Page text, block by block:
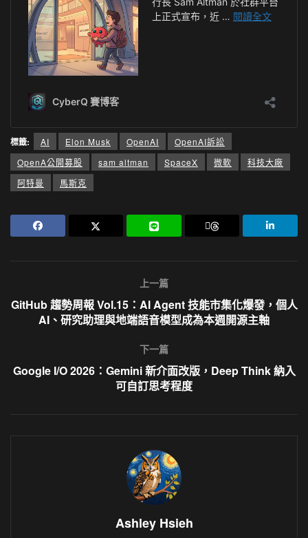
標籤: AI Elon Musk OpenAI
OpenAI訴訟
OpenA公開募股
sam altman SpaceX 微軟
科技大廠
阿特曼
馬斯克
上一篇
GitHub 趨勢周報 Vol.15：AI Agent 技能市集化爆發，個人
AI、研究助理與地端語音模型成為本週開源主軸
下一篇
Google I/O 2026：Gemini 新介面改版，Deep Think 納入
可自訂思考程度
Ashley Hsieh